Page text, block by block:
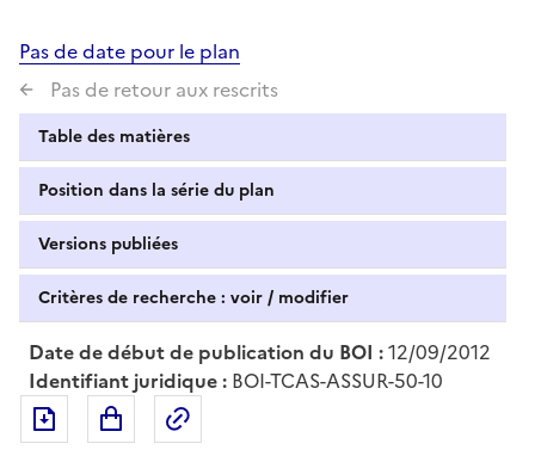
Pas de date pour le plan
Pas de retour aux rescrits
Table des matières
Position dans la série du plan
Versions publiées
Critères de recherche : voir / modifier
Date de début de publication du BOI :12/09/2012
Identifiant juridique : BOI-TCAS-ASSUR-50-10
Exporter le document au format pdf